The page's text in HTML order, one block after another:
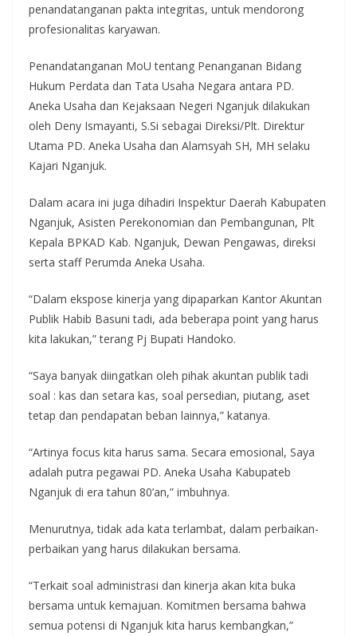
penandatanganan pakta integritas, untuk mendorong
profesionalitas karyawan.
Penandatanganan MoU tentang Penanganan Bidang
Hukum Perdata dan Tata Usaha Negara antara PD.
Aneka Usaha dan Kejaksaan Negeri Nganjuk dilakukan
oleh Deny Ismayanti, S.Si sebagai Direksi/Plt. Direktur
Utama PD. Aneka Usaha dan Alamsyah SH, MH selaku
Kajari Nganjuk.
Dalam acara ini juga dihadiri Inspektur Daerah Kabupaten
Nganjuk, Asisten Perekonomian dan Pembangunan, Plt
Kepala BPKAD Kab. Nganjuk, Dewan Pengawas, direksi
serta staff Perumda Aneka Usaha.
“Dalam ekspose kinerja yang dipaparkan Kantor Akuntan
Publik Habib Basuni tadi, ada beberapa point yang harus
kita lakukan,” terang Pj Bupati Handoko.
“Saya banyak diingatkan oleh pihak akuntan publik tadi
soal : kas dan setara kas, soal persedian, piutang, aset
tetap dan pendapatan beban lainnya,” katanya.
“Artinya focus kita harus sama. Secara emosional, Saya
adalah putra pegawai PD. Aneka Usaha Kabupateb
Nganjuk di era tahun 80’an,” imbuhnya.
Menurutnya, tidak ada kata terlambat, dalam perbaikan-
perbaikan yang harus dilakukan bersama.
“Terkait soal administrasi dan kinerja akan kita buka
bersama untuk kemajuan. Komitmen bersama bahwa
semua potensi di Nganjuk kita harus kembangkan,”